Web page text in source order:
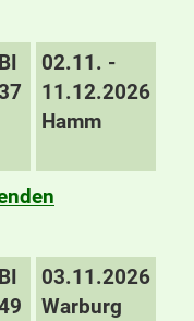
BI
02.11. -
11.12.2026
Hamm
BI
03.11.2026
Warburg